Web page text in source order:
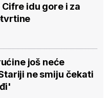
idu gore i za
još neće
ne smiju čekati